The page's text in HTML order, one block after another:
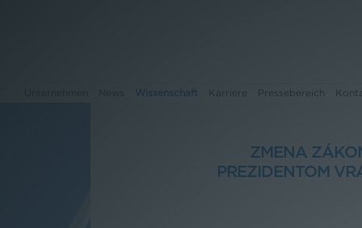
Wissenschaft Karriere Pressebereich
ZMENA
PREZIDENTOM